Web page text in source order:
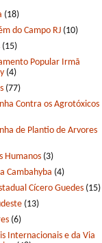
(18)
do Campo RJ (10)
(15)
Popular Irmã
(4)
(77)
Contra os Agrotóxicos
de Plantio de Arvores
Humanos (3)
Cambahyba (4)
Cícero Guedes (15)
(13)
(6)
Internacionais e da Via